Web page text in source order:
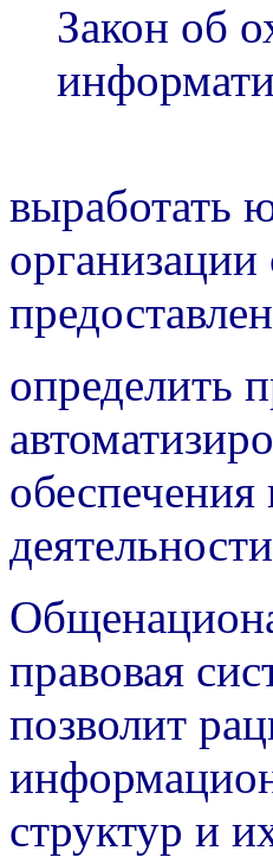
Закон об
выработать
определить
правовая
позволит
структур и